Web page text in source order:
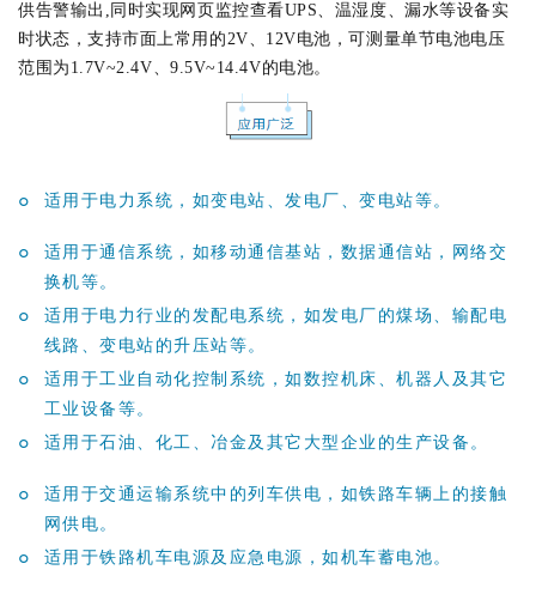
供告警输出,同时实现网页监控查看UPS、温湿度、漏水等设备实
时状态，支持市面上常用的2V、12V电池，可测量单节电池电压
范围为1.7V~2.4V、9.5V~14.4V的电池。
° 适用于电力系统，如变电站、发电厂、变电站等。
°
适用于通信系统，如移动通信基站，数据通信站，网络交
换机等。
°
适用于电力行业的发配电系统，如发电厂的煤场、输配电
线路、变电站的升压站等。
°
适用于工业自动化控制系统，如数控机床、机器人及其它
工业设备等。
° 适用于石油、化工、冶金及其它大型企业的生产设备。
°
适用于交通运输系统中的列车供电，如铁路车辆上的接触
网供电。
° 适用于铁路机车电源及应急电源，如机车蓄电池。